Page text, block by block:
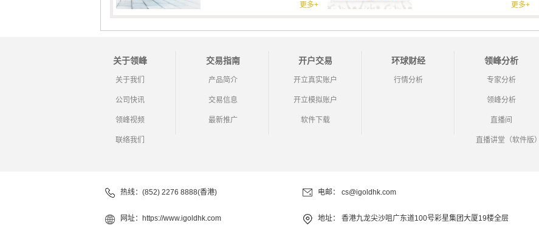
更多+
更多+
关于领峰
关于我们
公司快讯
领峰视频
联络我们
交易指南
产品简介
交易信息
最新推广
开户交易
开立真实账户
开立模拟账户
软件下载
环球财经
行情分析
领峰分析
专家分析
领峰分析
直播间
直播讲堂（软件版）
热线：(852) 2276 8888(香港) 电邮： cs@igoldhk.com
网址： https://www.igoldhk.com 地址： 香港九龙尖沙咀广东道100号彩星集团大厦19楼全层